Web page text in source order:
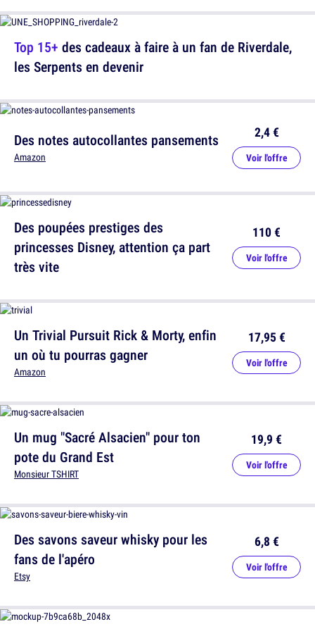
Top 15+ des cadeaux à faire à un fan de Riverdale,
les Serpents en devenir
Un Trivial Pursuit Rick & Morty, enfin
un où tu pourras gagner
Amazon
17,95 €
Voir l'offre
Des savons saveur whisky pour les
fans de l'apéro
Etsy
6,8 €
Voir l'offre
Des notes autocollantes pansements
Amazon
2,4 €
Voir l'offre
Des poupées prestiges des
princesses Disney, attention ça part
très vite
110 €
Voir l'offre
Un mug "Sacré Alsacien" pour ton
pote du Grand Est
Monsieur TSHIRT
19,9 €
Voir l'offre